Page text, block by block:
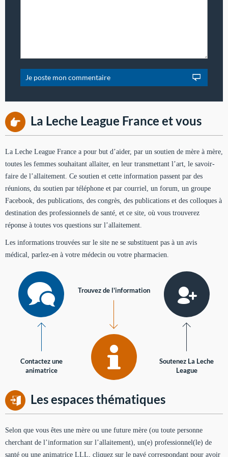
La Leche League France et vous
La Leche League France a pour but d’aider, par un soutien de mère à mère,
toutes les femmes souhaitant allaiter, en leur transmettant l’art, le savoir-
faire de l’allaitement. Ce soutien et cette information passent par des
réunions, du soutien par téléphone et par courriel, un forum, un groupe
Facebook, des publications, des congrès, des publications et des colloques à
destination des professionnels de santé, et ce site, où vous trouverez
réponse à toutes vos questions sur l’allaitement.
Les informations trouvées sur le site ne se substituent pas à un avis
médical, parlez-en à votre médecin ou votre pharmacien.
Contactez une
animatrice
Trouvez de l'information
Soutenez La Leche
League
Les espaces thématiques
Selon que vous êtes une mère ou une future mère (ou toute personne
cherchant de l’information sur l’allaitement), un(e) professionnel(le) de
santé ou une animatrice LLL, cliquez sur le pavé correspondant pour avoir